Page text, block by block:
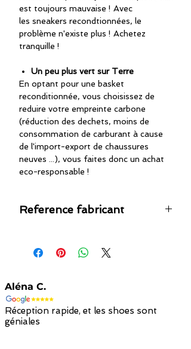
est toujours mauvaise ! Avec
les sneakers recondtionnées, le
problème n'existe plus ! Achetez
tranquille !
Un peu plus vert sur Terre
En optant pour une basket
reconditionnée, vous choisissez de
reduire votre empreinte carbone
(réduction des dechets, moins de
consommation de carburant à cause
de l'import-export de chaussures
neuves ...), vous faites donc un achat
eco-responsable !
Reference fabricant
Aléna C.
Réception rapide, et les shoes sont
géniales